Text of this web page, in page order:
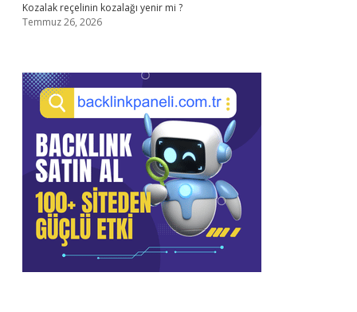
Kozalak reçelinin kozalağı yenir mi ?
Temmuz 26, 2026